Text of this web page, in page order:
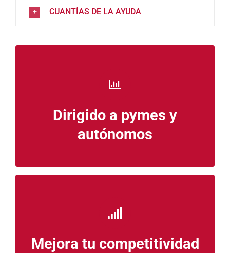
CUANTÍAS DE LA AYUDA
Dirigido a pymes y
autónomos
Dados de alta Censo IAE antes del 1/1/2024
Con facturación >100.000€ en 2025
Mejora tu competitividad
Si no has participado en Fase II de Pyme
Innova desde el 2024